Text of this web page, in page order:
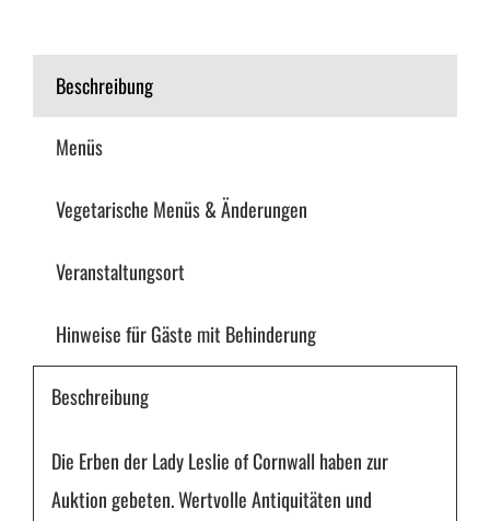
/
12.12.2026
/
/
Dick
Menge
Beschreibung
Menüs
Vegetarische Menüs & Änderungen
Veranstaltungsort
Hinweise für Gäste mit Behinderung
Beschreibung
Die Erben der Lady Leslie of Cornwall haben zur
Auktion gebeten. Wertvolle Antiquitäten und